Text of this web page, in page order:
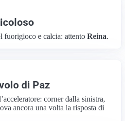
fuorigioco e calcia: attentoReina.
di Paz
corner dalla sinistra,
ancora una volta la risposta di